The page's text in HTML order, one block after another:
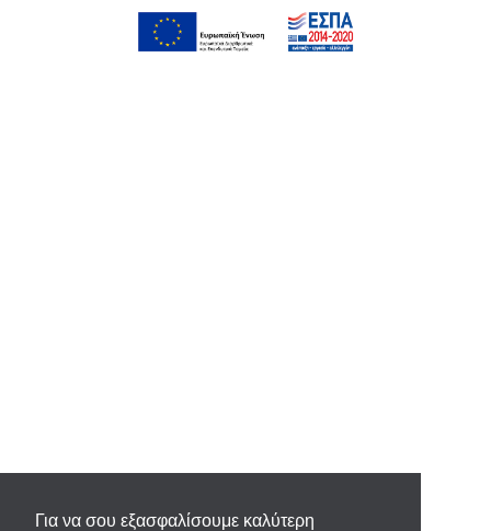
Για να σου εξασφαλίσουμε καλύτερη